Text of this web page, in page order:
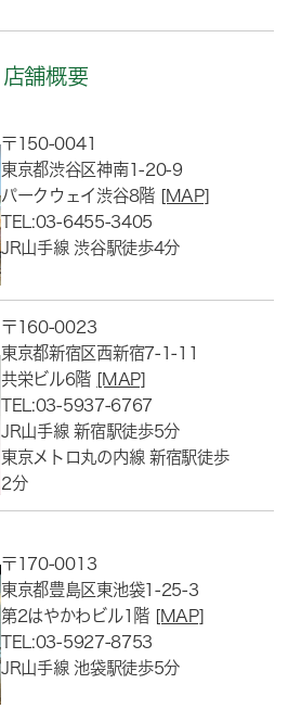
店舗概要
〒150-0041
東京都渋谷区神南1-20-9
パークウェイ渋谷8階 [MAP]
TEL:03-6455-3405
JR山手線 渋谷駅徒歩4分
〒160-0023
東京都新宿区西新宿7-1-11
共栄ビル6階 [MAP]
TEL:03-5937-6767
JR山手線 新宿駅徒歩5分
東京メトロ丸の内線 新宿駅徒歩
2分
〒170-0013
東京都豊島区東池袋1-25-3
第2はやかわビル1階 [MAP]
TEL:03-5927-8753
JR山手線 池袋駅徒歩5分